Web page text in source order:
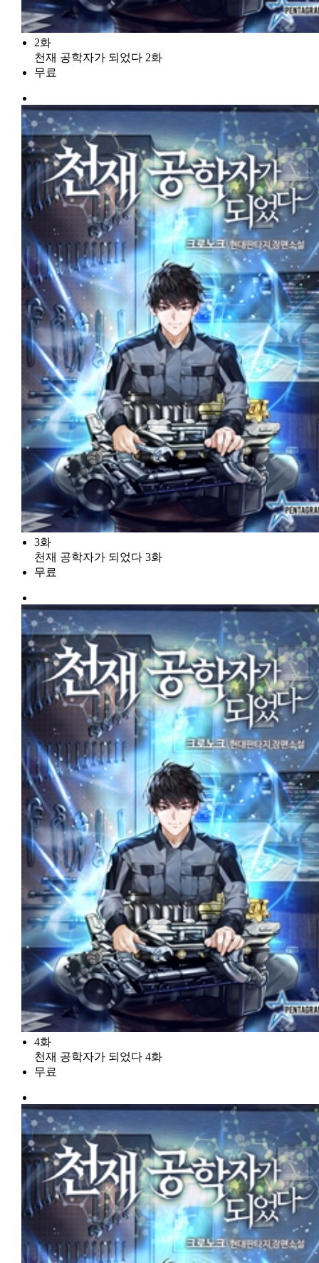
2화
천재 공학자가 되었다 2화
무료
3화
천재 공학자가 되었다 3화
무료
4화
천재 공학자가 되었다 4화
무료